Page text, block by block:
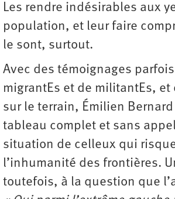
Les rendre indésirables aux
population, et leur faire
le sont, surtout.
Avec des témoignages
migrantEs et de militantEs, et
sur le terrain, Émilien
tableau complet et sans
situation de celleux qui
l’inhumanité des frontières.
toutefois, à la question que